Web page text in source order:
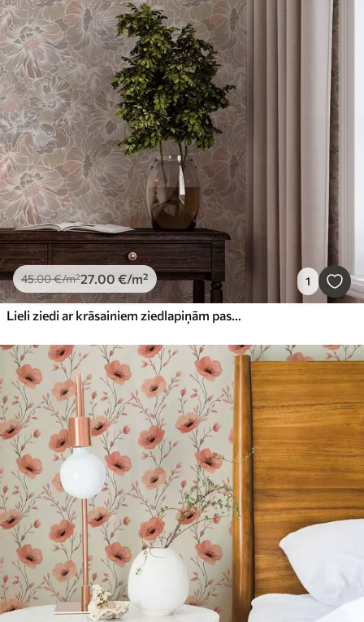
45.00€/m²27.00 €/m² 1
Lieli ziedi ar krāsainiem ziedlapiņām pasteļtoņos